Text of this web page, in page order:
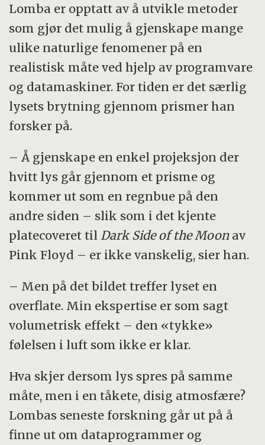
Lomba er opptatt av å utvikle metoder
som gjør det mulig å gjenskape mange
ulike naturlige fenomener på en
realistisk måte ved hjelp av programvare
og datamaskiner. For tiden er det særlig
lysets brytning gjennom prismer han
forsker på.
– Å gjenskape en enkel projeksjon der
hvitt lys går gjennom et prisme og
kommer ut som en regnbue på den
andre siden – slik som i det kjente
platecoveret til Dark Side of the Moonav
Pink Floyd – er ikke vanskelig, sier han.
– Men på det bildet treffer lyset en
overflate. Min ekspertise er som sagt
volumetrisk effekt – den «tykke»
følelsen i luft som ikke er klar.
Hva skjer dersom lys spres på samme
måte, men i en tåkete, disig atmosfære?
Lombas seneste forskning går ut på å
finne ut om dataprogrammer og